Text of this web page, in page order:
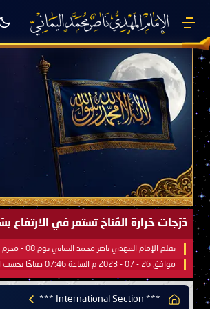
صَيْفُ سَقَرَ يَبدأُ في اجتياحِ شِتاءِ القُطبِ
بقلم الإمام المهدي ناصر محمد اليماني يوم 18 - جمادى الآخرة - 1445 هـ
موافق 31 - 12 - 2023 م الساعة 07:44 صباحًا بحسب التقويم الرسمي لأمّ القُرى
*** International Section ***